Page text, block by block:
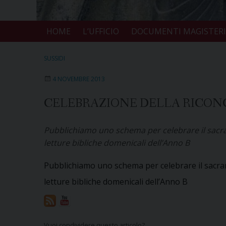
HOME L’UFFICIO DOCUMENTI
SUSSIDI
4 NOVEMBRE 2013
CELEBRAZIONE DELLA
Pubblichiamo uno schema per celebrare il
letture bibliche domenicali dell’Anno B
Pubblichiamo uno schema per celebrare il
letture bibliche domenicali dell’Anno B